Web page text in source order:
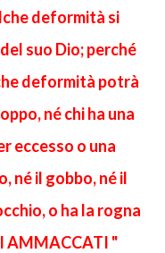
deformità si
suo Dio; perché
deformità potrà
né chi ha una
eccesso o una
né il gobbo, né il
o ha la rogna
AMMACCATI "